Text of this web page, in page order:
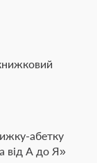
абетку
від А до Я»